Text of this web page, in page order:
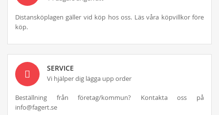
Distansköplagen gäller vid köp hos oss. Läs våra köpvillkor före
köp.
SERVICE
Vi hjälper dig lägga upp order
Beställning från företag/kommun? Kontakta oss på
info@fagert.se